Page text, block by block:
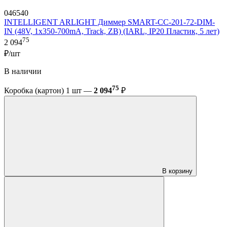
046540
INTELLIGENT ARLIGHT Диммер SMART-CC-201-72-DIM-
IN (48V, 1x350-700mA, Track, ZB) (IARL, IP20 Пластик, 5 лет)
2 09475
₽/шт
В наличии
Коробка (картон) 1 шт — 2 09475 ₽
В корзину